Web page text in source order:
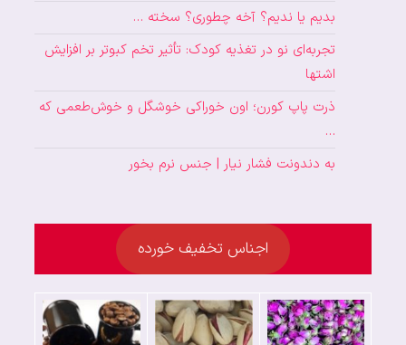
بدیم یا ندیم؟ آخه چطوری؟ سخته …
تجربه‌ای نو در تغذیه کودک: تأثیر تخم کبوتر بر افزایش
اشتها
ذرت پاپ کورن؛ اون خوراکی خوشگل و خوش‌طعمی که
…
به دندونت فشار نیار | جنس نرم بخور
اجناس تخفیف خورده